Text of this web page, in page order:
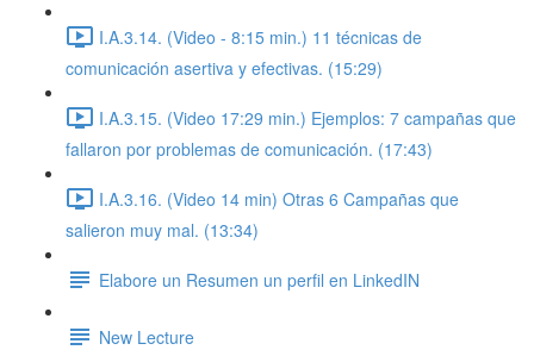
I.A.3.14. (Video - 8:15 min.) 11 técnicas de
comunicación asertiva y efectivas. (15:29)
I.A.3.15. (Video 17:29 min.) Ejemplos: 7 campañas que
fallaron por problemas de comunicación. (17:43)
I.A.3.16. (Video 14 min) Otras 6 Campañas que
salieron muy mal. (13:34)
Elabore un Resumen un perfil en LinkedIN
New Lecture